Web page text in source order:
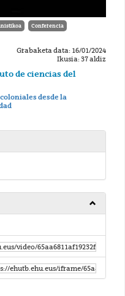
Conferencia
Grabaketa data: 16/01/2024
Ikusia: 37 aldiz
de ciencias del
desde la